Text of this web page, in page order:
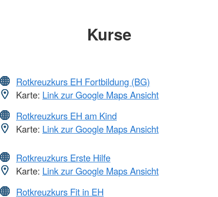
Kurse
Rotkreuzkurs EH Fortbildung (BG)
Karte: Link zur Google Maps Ansicht
Rotkreuzkurs EH am Kind
Karte: Link zur Google Maps Ansicht
Rotkreuzkurs Erste Hilfe
Karte: Link zur Google Maps Ansicht
Rotkreuzkurs Fit in EH